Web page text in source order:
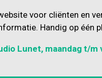
voor cliënten en
Handig op één
Lunet, maandag t/